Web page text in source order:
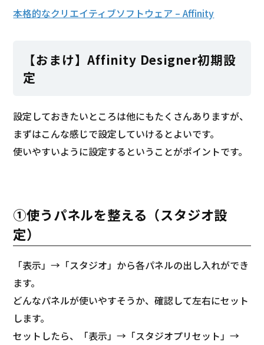
本格的なクリエイティブソフトウェア – Affinity
【おまけ】Affinity Designer初期設
定
設定しておきたいところは他にもたくさんありますが、
まずはこんな感じで設定していけるとよいです。
使いやすいように設定するということがポイントです。
①使うパネルを整える（スタジオ設
定）
「表示」→「スタジオ」から各パネルの出し入れができ
ます。
どんなパネルが使いやすそうか、確認して左右にセット
します。
セットしたら、「表示」→「スタジオプリセット」→